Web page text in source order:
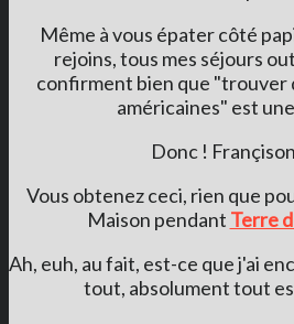
Même à vous épater côté
rejoins, tous mes séjours
confirment bien que "trouver
américaines" est
Donc !
Vous obtenez ceci, rien que
Maison pendant Terre
Ah, euh, au fait, est-ce que j'ai
tout, absolument tout